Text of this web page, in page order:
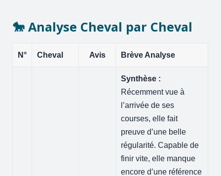
🐎 Analyse Cheval par Cheval
N° Cheval Avis Brève Analyse
Synthèse :
Récemment vue à
l’arrivée de ses
courses, elle fait
preuve d’une belle
régularité. Capable de
finir vite, elle manque
encore d’une référence